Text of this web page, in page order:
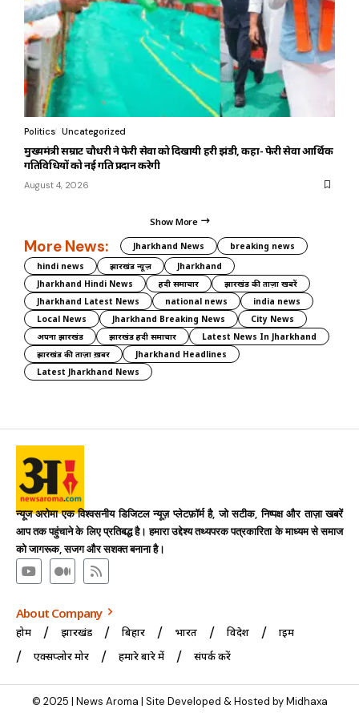
Politics Uncategorized
मुख्यमंत्री सम्राट चौधरी ने फेरी सेवा को दिखायी हरी झंडी, कहा- फेरी सेवा आर्थिक
गतिविधियों को नई गति प्रदान करेगी
August 4, 2026
Show More
More News: Jharkhand News
breaking news
hindi news
झारखंड न्यूज़
Jharkhand
Jharkhand Hindi News
हिंदी समाचार
झारखंड की ताज़ा खबरें
Jharkhand Latest News
national news
india news
Local News
Jharkhand Breaking News
City News
अपना झारखंड
झारखंड हिंदी समाचार
Latest News In Jharkhand
झारखंड की ताज़ा ख़बर
Jharkhand Headlines
Latest Jharkhand News
न्यूज अरोमा एक विश्वसनीय डिजिटल न्यूज़ प्लेटफ़ॉर्म है, जो सटीक, निष्पक्ष और ताज़ा खबरें
आप तक पहुंचाने के लिए प्रतिबद्ध है। हमारा उद्देश्य तथ्यपरक पत्रकारिता के माध्यम से समाज
को जागरूक, सजग और सशक्त बनाना है।
About Company
होम झारखंड बिहार भारत विदेश
क्राइम
एक्सप्लोर मोर
हमारे बारे में संपर्क करें
© 2025 | News Aroma | Site Developed & Hosted by Midhaxa